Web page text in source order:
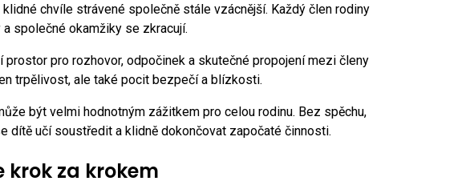
chvíle strávené společně stále vzácnější. Každý člen rodiny
společné okamžiky se zkracují.
pro rozhovor, odpočinek a skutečné propojení mezi členy
trpělivost, ale také pocit bezpečí a blízkosti.
být velmi hodnotným zážitkem pro celou rodinu. Bez spěchu,
dítě učí soustředit a klidně dokončovat započaté činnosti.
krok za krokem